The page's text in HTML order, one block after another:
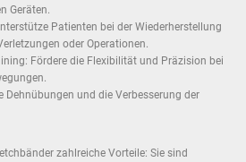
Geräten.
Patienten bei der Wiederherstellung
oder Operationen.
Fördere die Flexibilität und Präzision bei
Dehnübungen und die Verbesserung der
zahlreiche Vorteile: Sie sind